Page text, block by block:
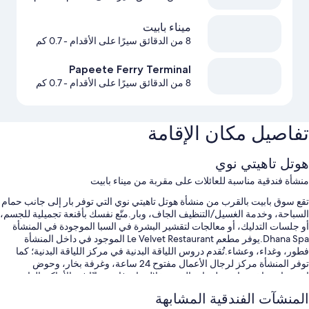
ميناء بابيت
8 من الدقائق سيرًا على الأقدام - 0.7 كم
Papeete Ferry Terminal
8 من الدقائق سيرًا على الأقدام - 0.7 كم
تفاصيل مكان الإقامة
هوتل تاهيتي نوي
منشأة فندقية مناسبة للعائلات على مقربة من ميناء بابيت
تقع سوق بابيت بالقرب من منشأة هوتل تاهيتي نوي التي توفر بار إلى جانب حمام
السباحة، وخدمة الغسيل/التنظيف الجاف، وبار.متّع نفسك بأقنعة تجميلية للجسم،
أو جلسات التدليك، أو معالجات لتقشير البشرة في السبا الموجودة في المنشأة
Dhana Spa.يوفر مطعم Le Velvet Restaurant الموجود في داخل المنشأة
فطور، وغداء، وعشاء.تُقدم دروس اللياقة البدنية في مركز اللياقة البدنية؛ كما
توفر المنشأة مركز لرجال الأعمال مفتوح 24 ساعة، وغرفة بخار، وحوض
استحمام ساخن. .ابقَ على اتصال من خلال واي فاي مجانًا في الأماكن العامة.
ستستمتع أيضًا بامتيازات مثل:
المنشآت الفندقية المشابهة